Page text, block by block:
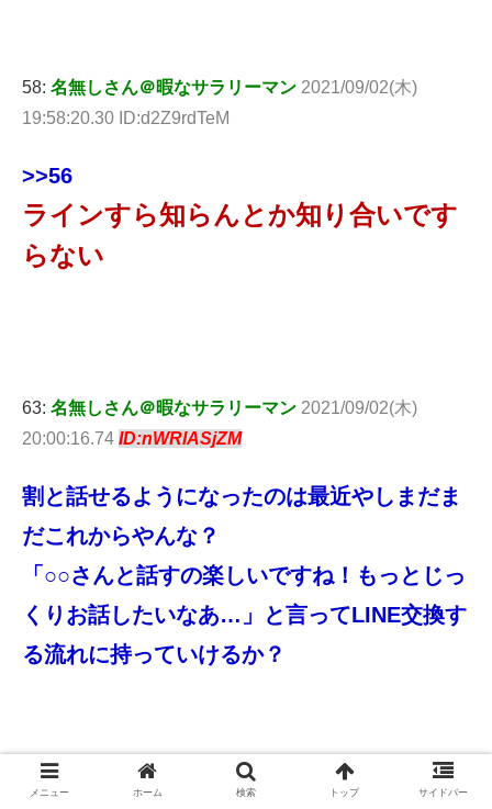
58: 名無しさん＠暇なサラリーマン 2021/09/02(木)
19:58:20.30 ID:d2Z9rdTeM
>>56
ラインすら知らんとか知り合いです
らない
63: 名無しさん＠暇なサラリーマン 2021/09/02(木)
20:00:16.74 ID:nWRlASjZM
割と話せるようになったのは最近やしまだま
だこれからやんな？
「○○さんと話すの楽しいですね！もっとじっ
くりお話したいなあ…」と言ってLINE交換す
る流れに持っていけるか？
メニュー ホーム 検索 トップ サイドバー